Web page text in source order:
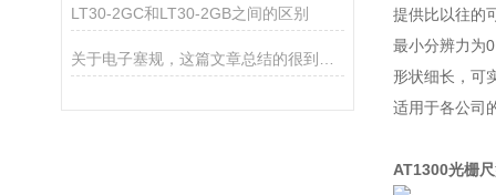
LT30-2GC和LT30-2GB之间的区别
提供比以往的
最小分辨力为
形状细长，可
适用于各公司
AT1300光栅尺